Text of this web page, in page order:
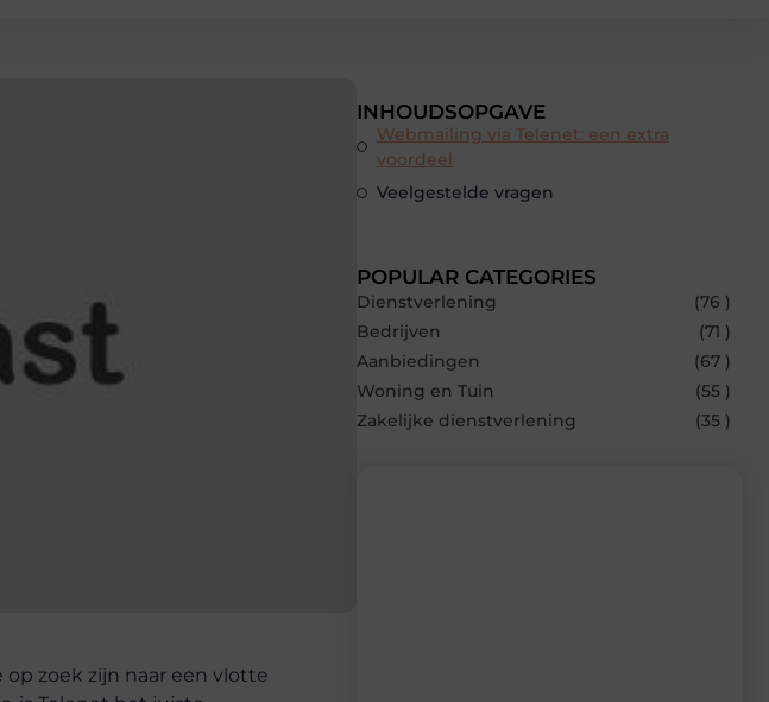
op zoek zijn naar een vlotte
INHOUDSOPGAVE
Webmailing via Telenet: een extra
voordeel
Veelgestelde vragen
POPULAR CATEGORIES
Dienstverlening
(76 )
Bedrijven
(71 )
Aanbiedingen
(67 )
Woning en Tuin
(55 )
Zakelijke dienstverlening
(35 )